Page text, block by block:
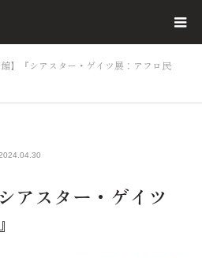
館】『シアスター・ゲイツ展：アフロ民
アスター・ゲイツ